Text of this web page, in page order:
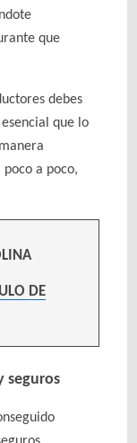
que
debes
que lo
a poco,
DE
seguros